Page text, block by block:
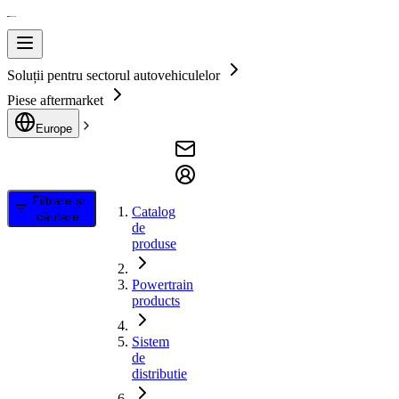
Soluții pentru sectorul autovehiculelor
Piese aftermarket
Europe
Filtrare și
căutare
Catalog
de
produse
Powertrain
products
Sistem
de
distributie